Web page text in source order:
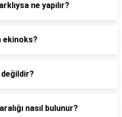
ne yapılır?
ekinoks?
nasıl bulunur?